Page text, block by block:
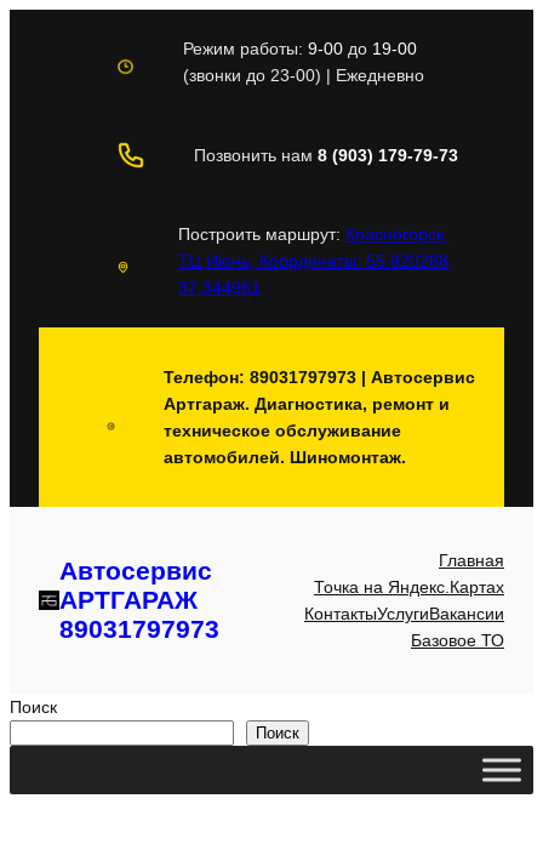
содержимому
Режим работы: 9-00до 19-00
(звонки до 23-00) | Ежедневно
Позвонить нам 8 (903) 179-79-73
Построить маршрут: Красногорск,
ТЦ Июнь, Координаты: 55.820288,
37.344961
Телефон: 89031797973 | Автосервис
Артгараж. Диагностика, ремонт и
техническое обслуживание
автомобилей. Шиномонтаж.
Автосервис
АРТГАРАЖ
89031797973
Главная
Точка на Яндекс.Картах
КонтактыУслугиВакансии
Базовое ТО
Поиск
Поиск